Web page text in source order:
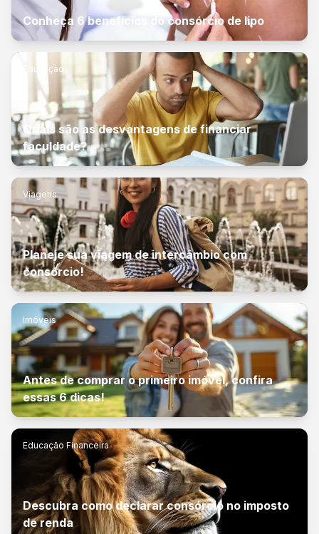
Conheça 6 benefícios do consórcio de lipo
Educação
Quais são as desvantagens de financiar
faculdade?
Viagens
Planeje sua viagem de intercâmbio com
consórcio!
Imóveis
Antes de comprar o primeiro imóvel, confira
essas 6 dicas!
Educação Financeira
Descubra como declarar consórcio no imposto
de renda